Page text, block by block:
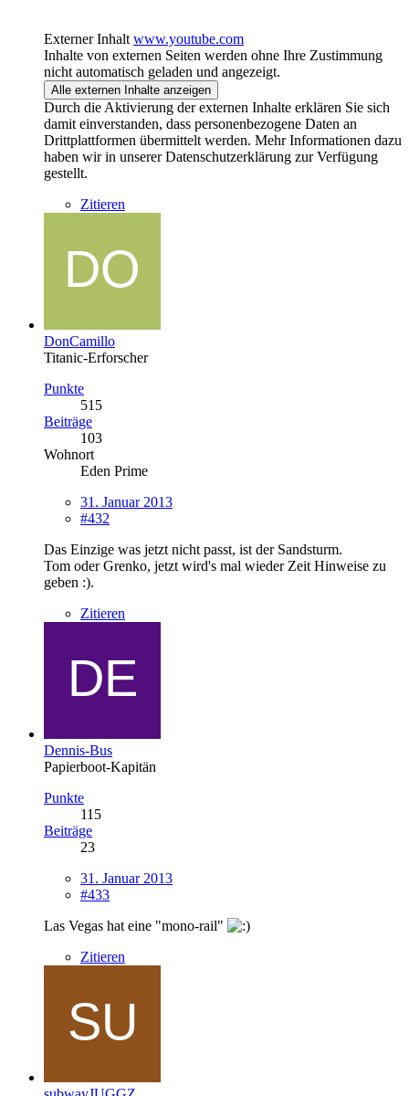
Externer Inhalt www.youtube.com
Inhalte von externen Seiten werden ohne Ihre Zustimmung
nicht automatisch geladen und angezeigt.
Alle externen Inhalte anzeigen
Durch die Aktivierung der externen Inhalte erklären Sie sich
damit einverstanden, dass personenbezogene Daten an
Drittplattformen übermittelt werden. Mehr Informationen dazu
haben wir in unserer Datenschutzerklärung zur Verfügung
gestellt.
Zitieren
DonCamillo
Titanic-Erforscher
Punkte
515
Beiträge
103
Wohnort
Eden Prime
31. Januar 2013
#432
Das Einzige was jetzt nicht passt, ist der Sandsturm.
Tom oder Grenko, jetzt wird's mal wieder Zeit Hinweise zu
geben :).
Zitieren
Dennis-Bus
Papierboot-Kapitän
Punkte
115
Beiträge
23
31. Januar 2013
#433
Las Vegas hat eine "mono-rail"
Zitieren